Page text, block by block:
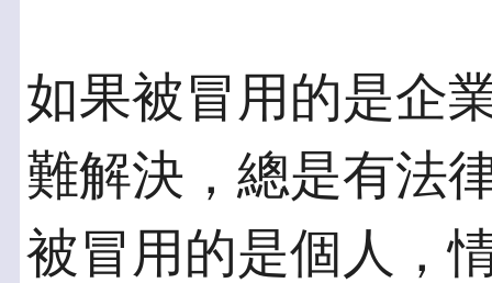
如果被冒用的是企
難解決，總是有法
被冒用的是個人，